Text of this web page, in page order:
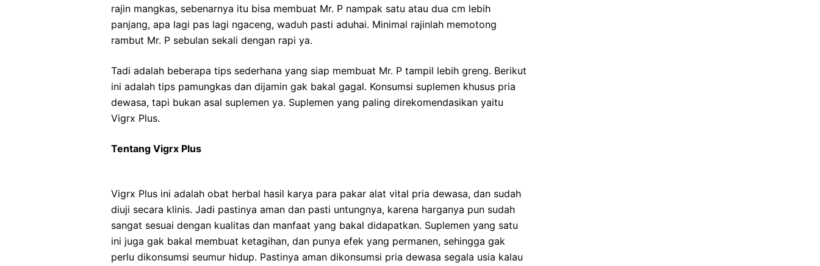
rajin mangkas, sebenarnya itu bisa membuat Mr. P nampak satu atau dua cm lebih
panjang, apa lagi pas lagi ngaceng, waduh pasti aduhai. Minimal rajinlah memotong
rambut Mr. P sebulan sekali dengan rapi ya.
Tadi adalah beberapa tips sederhana yang siap membuat Mr. P tampil lebih greng. Berikut
ini adalah tips pamungkas dan dijamin gak bakal gagal. Konsumsi suplemen khusus pria
dewasa, tapi bukan asal suplemen ya. Suplemen yang paling direkomendasikan yaitu
Vigrx Plus.
Tentang Vigrx Plus
Vigrx Plus ini adalah obat herbal hasil karya para pakar alat vital pria dewasa, dan sudah
diuji secara klinis. Jadi pastinya aman dan pasti untungnya, karena harganya pun sudah
sangat sesuai dengan kualitas dan manfaat yang bakal didapatkan. Suplemen yang satu
ini juga gak bakal membuat ketagihan, dan punya efek yang permanen, sehingga gak
perlu dikonsumsi seumur hidup. Pastinya aman dikonsumsi pria dewasa segala usia kalau